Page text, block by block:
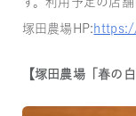
塚田農場HP：
【塚田農場「春の白